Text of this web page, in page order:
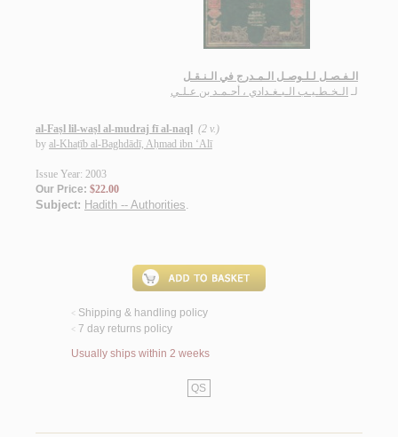
الـفـصـل لـلـوصـل الـمـدرج في الـنـقـل
لـ الـخـطـيـب الـبـغـدادي ، أحـمـد بن عـلـي
al-Faṣl lil-waṣl al-mudraj fī al-naql
(2 v.)
by al-Khaṭīb al-Baghdādī, Aḥmad ibn ‘Alī
Issue Year: 2003
Our Price: $22.00
Subject: Hadith -- Authorities.
< Shipping & handling policy
< 7 day returns policy
Usually ships within 2 weeks
QS